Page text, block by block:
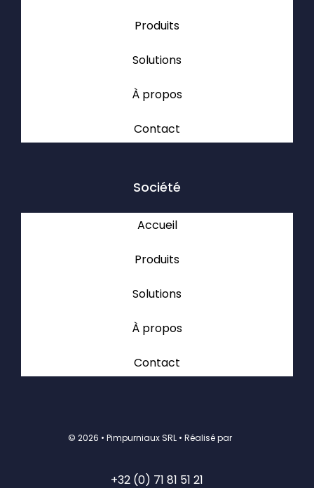
Produits
Solutions
À propos
Contact
Société
Accueil
Produits
Solutions
À propos
Contact
© 2026 • Pimpurniaux SRL • Réalisé par
+32 (0) 71 81 51 21